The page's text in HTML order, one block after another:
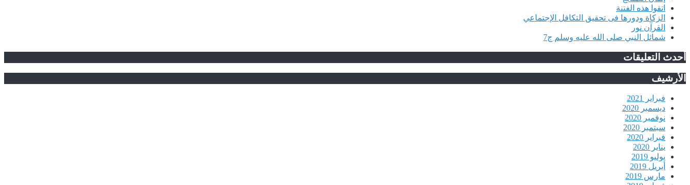
اتقوا هذه الفتنة
الزكاة ودورها فى تحقيق التكافل الإجتماعي
القرآن نور
شمائل النبي صلى الله عليه وسلم ج7
أحدث التعليقات
الأرشيف
فبراير 2021
ديسمبر 2020
نوفمبر 2020
سبتمبر 2020
فبراير 2020
يناير 2020
يوليو 2019
أبريل 2019
مارس 2019